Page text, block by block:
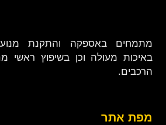
מתמחים באספקה והתקנת
באיכות מעולה וכן בשיפוץ ראשי
הרכבים.
מפת אתר